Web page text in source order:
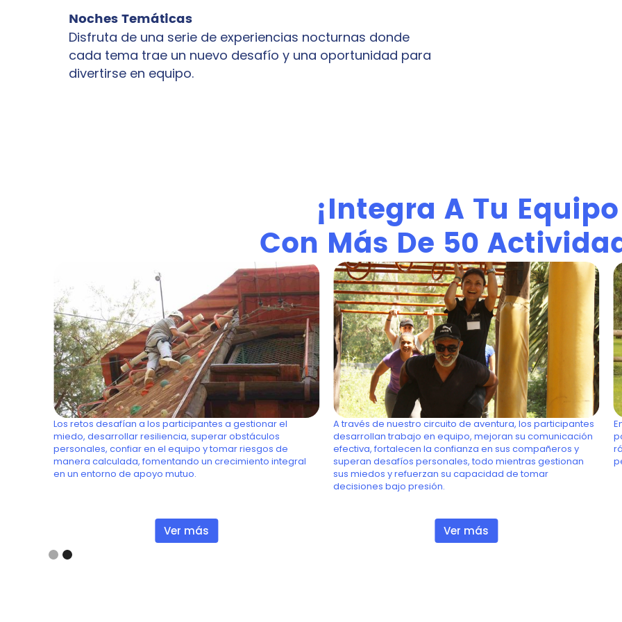
Noches Temáticas
Disfruta de una serie de experiencias nocturnas donde
cada tema trae un nuevo desafío y una oportunidad para
divertirse en equipo.
¡Integra A Tu Equipo
Con Más De 50
Retos
Los retos desafían a los participantes a gestionar el
miedo, desarrollar resiliencia, superar obstáculos
personales, confiar en el equipo y tomar riesgos de
manera calculada, fomentando un crecimiento integral
en un entorno de apoyo mutuo.
Ver más
Circuito Aventura
A través de nuestro circuito de aventura, los participantes
desarrollan trabajo en equipo, mejoran su comunicación
efectiva, fortalecen la confianza en sus compañeros y
superan desafíos personales, todo mientras gestionan
sus miedos y refuerzan su capacidad de tomar
decisiones bajo presión.
Ver más
Slide 2 of 2.